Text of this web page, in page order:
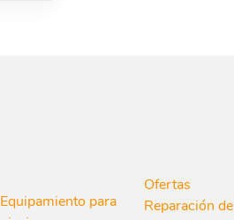
Equipamiento para
Ofertas
Reparación de